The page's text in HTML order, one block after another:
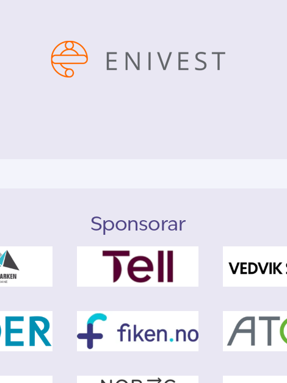
Sponsorar